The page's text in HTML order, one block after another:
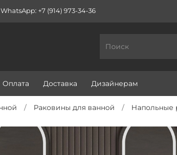
WhatsApp: +7 (914) 973-34-36
Оплата Доставка Дизайнерам
Раковины для ванной Напольные